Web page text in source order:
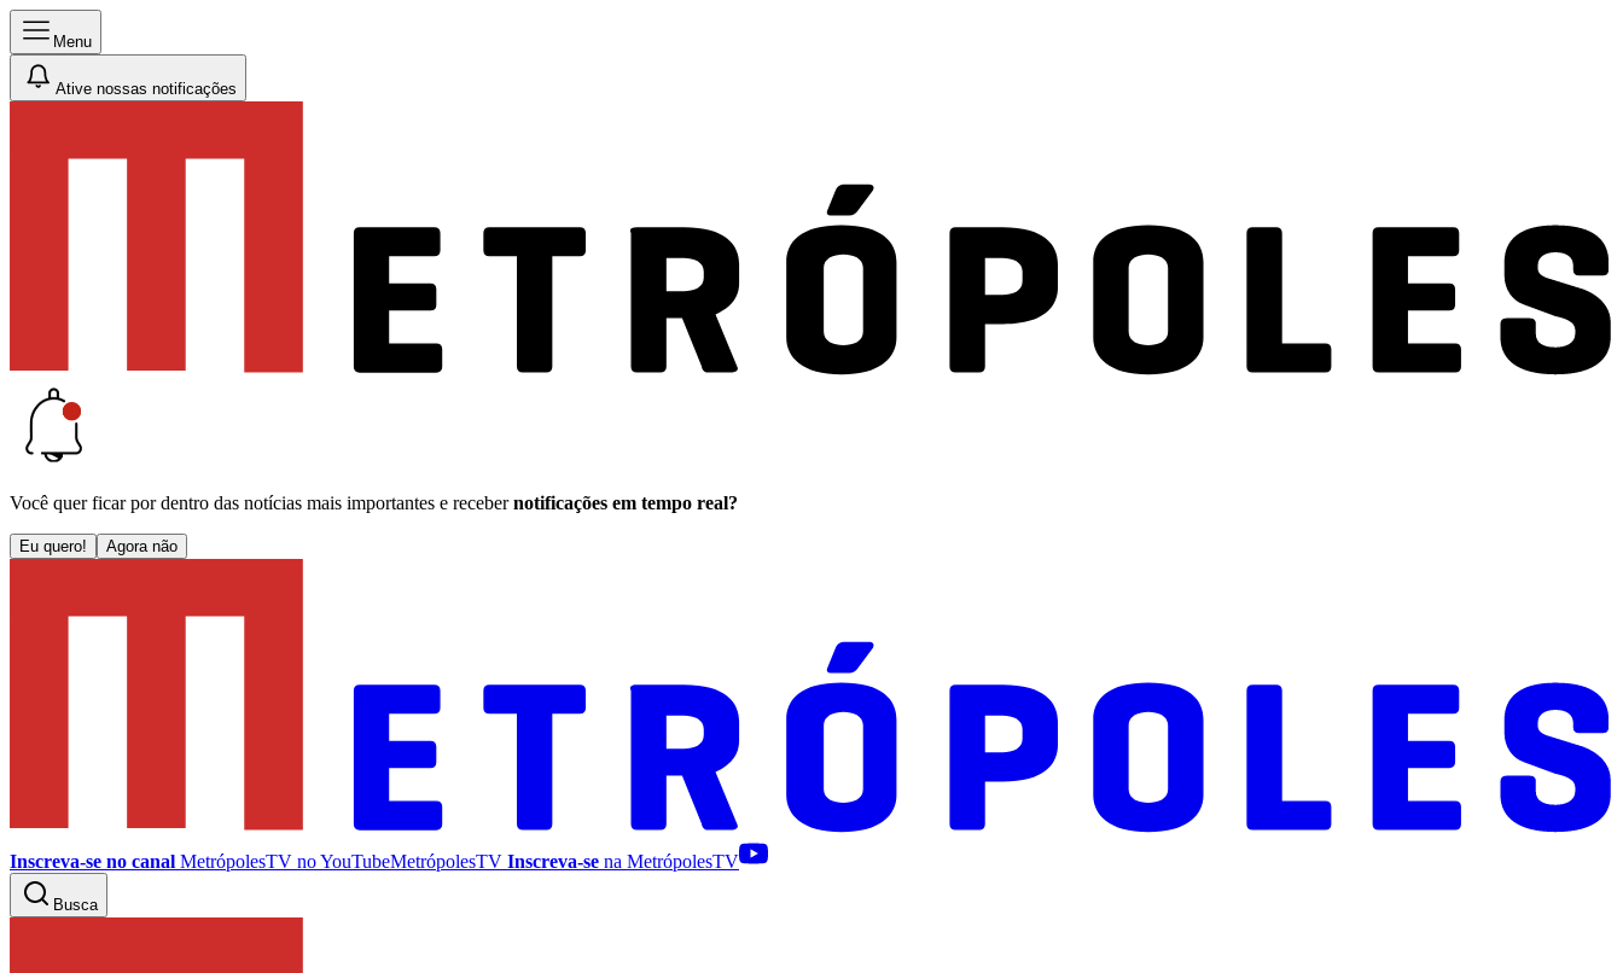
Menu
Ative nossas notificações
Você quer ficar por dentro das notícias mais importantes e receber notificações em tempo real?
Eu quero! Agora não
Inscreva-se no canal MetrópolesTV noYouTubeMetrópolesTV Inscreva-se na MetrópolesTV
Busca